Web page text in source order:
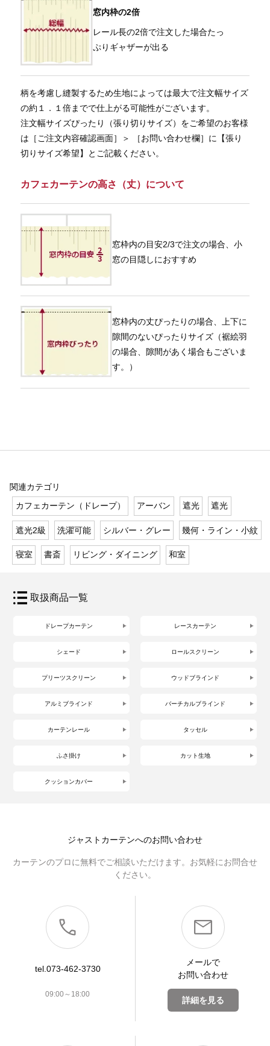
窓内枠の2倍
レール長の2倍で注文した場合たっ
ぷりギャザーが出る
柄を考慮し縫製するため生地によっては最大で注文幅サイズ
の約１．１倍までで仕上がる可能性がございます。
注文幅サイズぴったり（張り切りサイズ）をご希望のお客様
は［ご注文内容確認画面］＞ ［お問い合わせ欄］に【張り
切りサイズ希望】とご記載ください。
カフェカーテンの高さ（丈）について
窓枠内の目安2/3で注文の場合、小
窓の目隠しにおすすめ
窓枠内の丈ぴったりの場合、上下に
隙間のないぴったりサイズ（裾絵羽
の場合、隙間があく場合もございま
す。）
関連カテゴリ
カフェカーテン（ドレープ）
アーバン 遮光 遮光
遮光2級 洗濯可能 シルバー・グレー 幾何・ライン・小紋
寝室 書斎 リビング・ダイニング 和室
取扱商品一覧
ドレープカーテン レースカーテン
シェード ロールスクリーン
プリーツスクリーン ウッドブラインド
アルミブラインド バーチカルブラインド
カーテンレール タッセル
ふさ掛け カット生地
クッションカバー
ジャストカーテンへのお問い合わせ
カーテンのプロに無料でご相談いただけます。お気軽にお問合せ
ください。
tel.073-462-3730
09:00～18:00
メールで
お問い合わせ
詳細を見る